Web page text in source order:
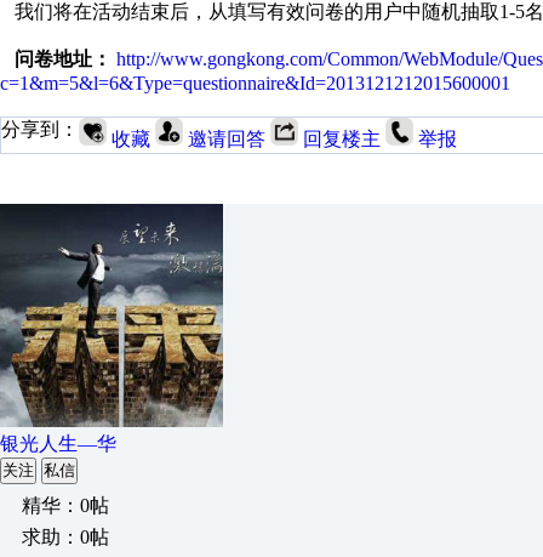
我们将在活动结束后，从填写有效问卷的用户中随机抽取1-5
问卷地址： http://www.gongkong.com/Common/WebModule/
c=1&m=5&l=6&Type=questionnaire&Id=2013121212015600001
分享到： 收藏 邀请回答 回复楼主 举报
银光人生—华
关注 私信
精华：0帖
求助：0帖